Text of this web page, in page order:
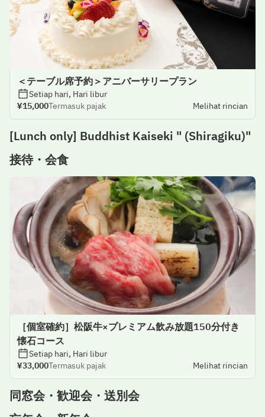
＜テーブル席予約＞アニバーサリープラン
Setiap hari, Hari libur
¥15,000Termasuk pajak Melihat rincian
[Lunch only] Buddhist Kaiseki " (Shiragiku)"
接待・会食
［個室確約］松阪牛×プレミアム飲み放題150分付き
懐石コース
Setiap hari, Hari libur
¥33,000Termasuk pajak Melihat rincian
同窓会・歓迎会・送別会